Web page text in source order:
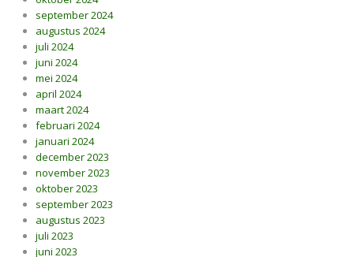
september 2024
augustus 2024
juli 2024
juni 2024
mei 2024
april 2024
maart 2024
februari 2024
januari 2024
december 2023
november 2023
oktober 2023
september 2023
augustus 2023
juli 2023
juni 2023